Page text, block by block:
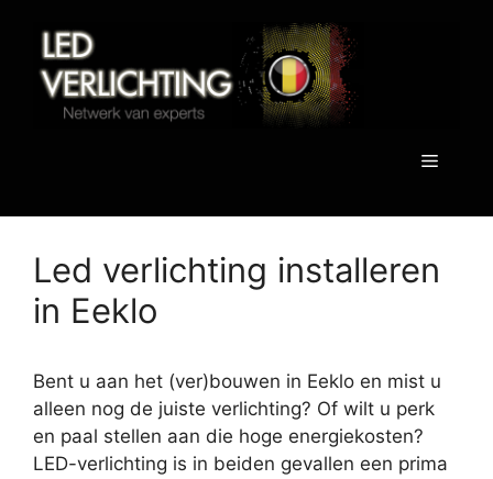
inhoud
Menu
Led verlichting installeren
in Eeklo
Bent u aan het (ver)bouwen in Eeklo en mist u
alleen nog de juiste verlichting? Of wilt u perk
en paal stellen aan die hoge energiekosten?
LED-verlichting is in beiden gevallen een prima